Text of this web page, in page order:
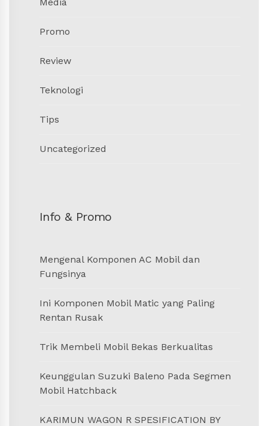
Media
Promo
Review
Teknologi
Tips
Uncategorized
Info & Promo
Mengenal Komponen AC Mobil dan
Fungsinya
Ini Komponen Mobil Matic yang Paling
Rentan Rusak
Trik Membeli Mobil Bekas Berkualitas
Keunggulan Suzuki Baleno Pada Segmen
Mobil Hatchback
KARIMUN WAGON R SPESIFICATION BY